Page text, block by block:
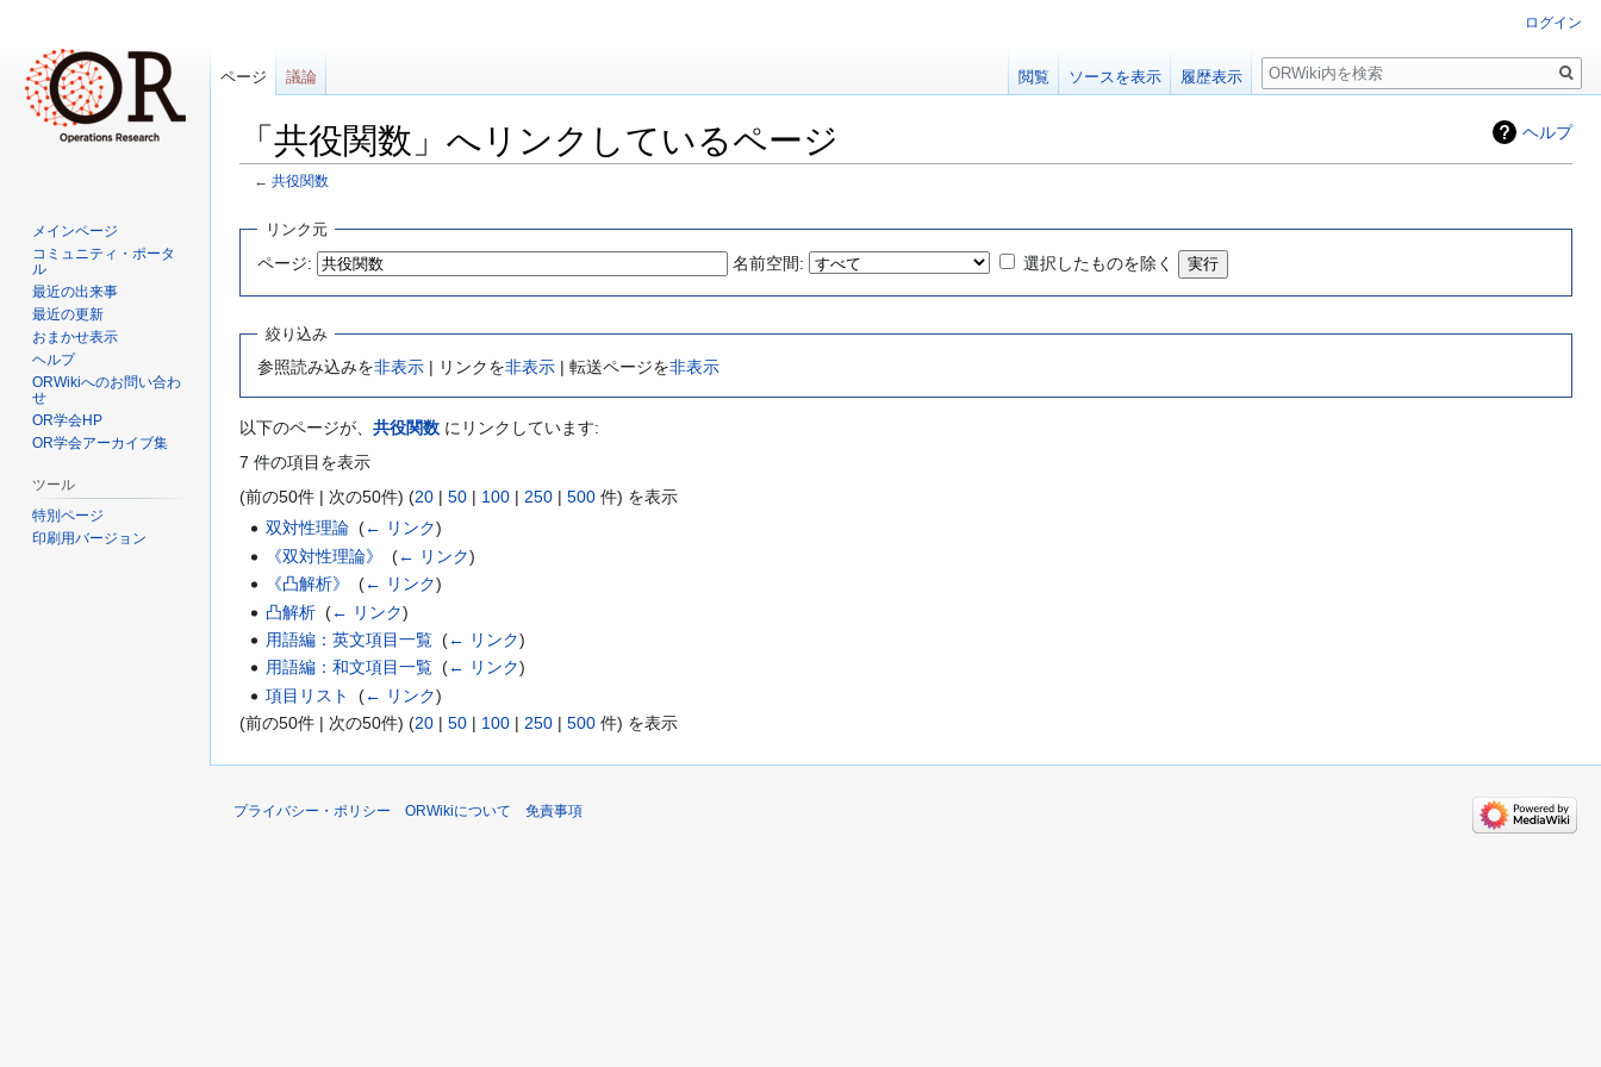
ヘルプ
「共役関数」へリンクしているページ
← 共役関数
ー
移
動
移
リンク元
ページ: 名前空間: 選択したものを除く
絞り込み
参照読み込みを非表示 | リンクを非表示 | 転送ページを非表示
以下のページが、 共役関数 にリンクしています:
7 件の項目を表示
(前の50件 | 次の50件) (20 | 50 | 100 | 250 | 500 件) を表示
双対性理論 ‎(← リンク)
《双対性理論》
‎(← リンク)
《凸解析》
‎(← リンク)
凸解析 ‎(← リンク)
用語編：英文項目一覧 ‎(← リンク)
用語編：和文項目一覧 ‎(← リンク)
項目リスト
‎(← リンク)
(前の50件 | 次の50件) (20 | 50 | 100 | 250 | 500 件) を表示
ログイン
ページ 議論 閲覧 ソースを表示 履歴表示
検
索
メインページ
コミュニティ・ポータ
ル
最近の出来事
最近の更新
おまかせ表示
ヘルプ
ORWikiへのお問い合わ
せ
OR学会HP
OR学会アーカイブ集
ツール
特別ページ
印刷用バージョン
プライバシー・ポリシー ORWikiについて 免責事項